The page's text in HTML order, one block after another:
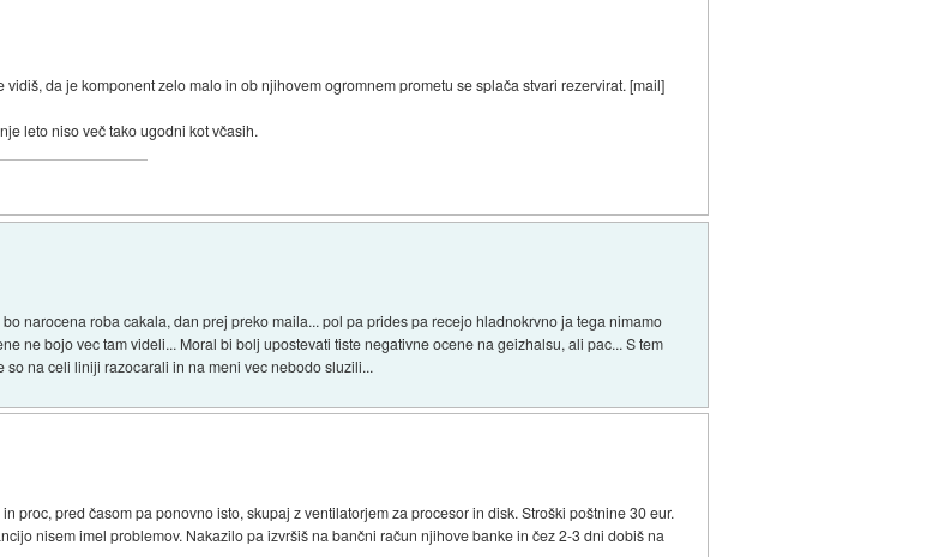
da je komponent zelo malo in ob njihovem ogromnem prometu se splača stvari rezervirat. [mail]
leto niso več tako ugodni kot včasih.
narocena roba cakala, dan prej preko maila... pol pa prides pa recejo hladnokrvno ja tega nimamo
ne bojo vec tam videli... Moral bi bolj upostevati tiste negativne ocene na geizhalsu, ali pac... S tem
na celi liniji razocarali in na meni vec nebodo sluzili...
proc, pred časom pa ponovno isto, skupaj z ventilatorjem za procesor in disk. Stroški poštnine 30 eur.
nisem imel problemov. Nakazilo pa izvršiš na bančni račun njihove banke in čez 2-3 dni dobiš na